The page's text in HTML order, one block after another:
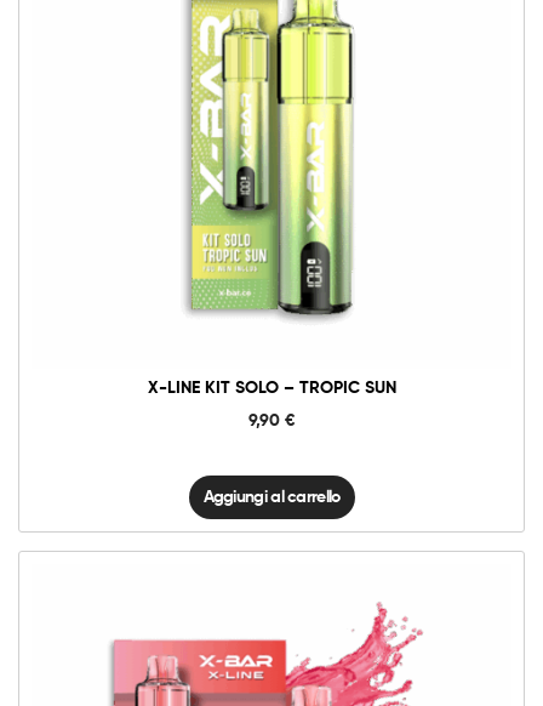
X-LINE KIT SOLO – TROPIC SUN
9,90 €
Kit
Tropic
quantità
Aggiungi al carrello